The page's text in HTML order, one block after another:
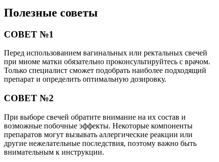
Полезные советы
СОВЕТ №1
Перед использованием вагинальных или ректальных свечей
при миоме матки обязательно проконсультируйтесь с врачом.
Только специалист сможет подобрать наиболее подходящий
препарат и определить оптимальную дозировку.
СОВЕТ №2
При выборе свечей обратите внимание на их состав и
возможные побочные эффекты. Некоторые компоненты
препаратов могут вызывать аллергические реакции или
другие нежелательные последствия, поэтому важно быть
внимательным к инструкции.